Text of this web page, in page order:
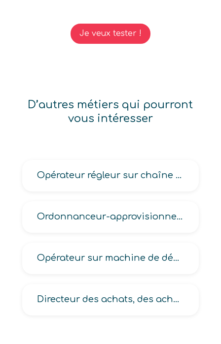
Je veux tester !
D’autres métiers qui pourront
vous intéresser
Opérateur régleur sur chaîne de calibrage en céramique
Ordonnanceur-approvisionneur
Opérateur sur machine de découpage de matériaux
Directeur des achats, des achats groupe, des achats internationaux